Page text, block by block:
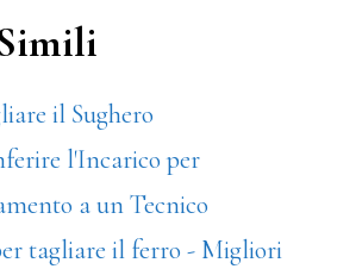
ail di
di
il Sughero
l'Incarico per
a un Tecnico
tagliare il ferro - Migliori